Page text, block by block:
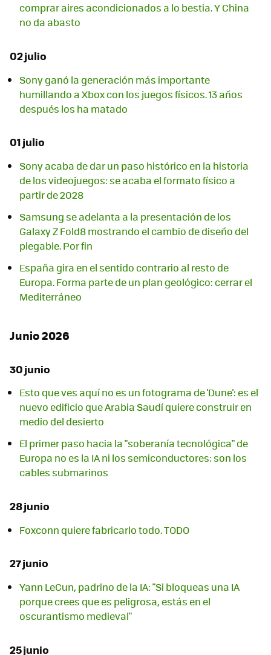
comprar aires acondicionados a lo bestia. Y China
no da abasto
02 julio
Sony ganó la generación más importante
humillando a Xbox con los juegos físicos. 13 años
después los ha matado
01 julio
Sony acaba de dar un paso histórico en la historia
de los videojuegos: se acaba el formato físico a
partir de 2028
Samsung se adelanta a la presentación de los
Galaxy Z Fold8 mostrando el cambio de diseño del
plegable. Por fin
España gira en el sentido contrario al resto de
Europa. Forma parte de un plan geológico: cerrar el
Mediterráneo
Junio 2026
30 junio
Esto que ves aquí no es un fotograma de 'Dune': es el
nuevo edificio que Arabia Saudí quiere construir en
medio del desierto
El primer paso hacia la "soberanía tecnológica" de
Europa no es la IA ni los semiconductores: son los
cables submarinos
28 junio
Foxconn quiere fabricarlo todo. TODO
27 junio
Yann LeCun, padrino de la IA: "Si bloqueas una IA
porque crees que es peligrosa, estás en el
oscurantismo medieval"
25 junio